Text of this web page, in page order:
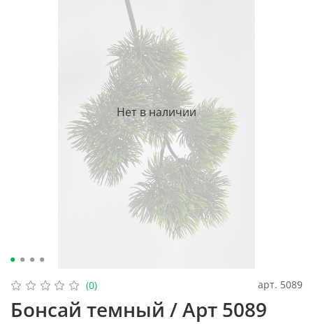
Нет в наличии
(0) арт. 5089
Бонсай темный / Арт 5089